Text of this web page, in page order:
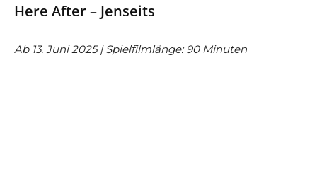
Here After – Jenseits
Ab 13. Juni 2025 | Spielfilmlänge: 90 Minuten